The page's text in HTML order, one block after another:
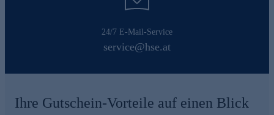
24/7 E-Mail-Service
service@hse.at
Ihre Gutschein-Vorteile auf einen Blick